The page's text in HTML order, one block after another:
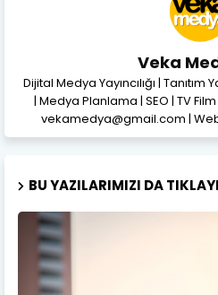
Veka
Dijital Medya Yayıncılığı | Tanıtım
| Medya Planlama | SEO | TV
vekamedya@gmail.com |
BU YAZILARIMIZI DA